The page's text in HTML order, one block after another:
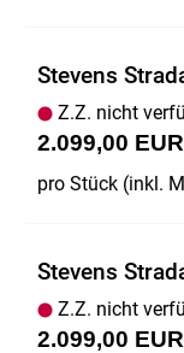
Stevens
Z.Z. nicht
2.099,00 EUR
pro Stück (inkl.
Stevens
Z.Z. nicht
2.099,00 EUR